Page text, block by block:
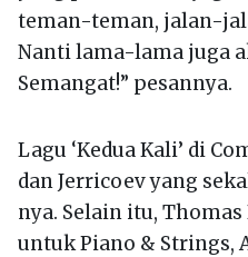
teman-teman, jalan-
Nanti lama-lama juga
Semangat!” pesannya.
Lagu ‘Kedua Kali’ di
dan Jerricoev yang
nya. Selain itu,
untuk Piano & Strings,